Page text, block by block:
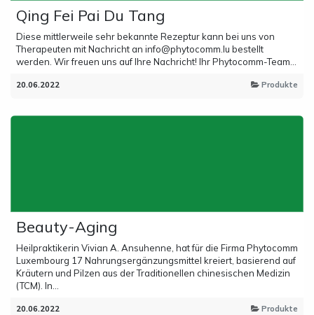
Qing Fei Pai Du Tang
Diese mittlerweile sehr bekannte Rezeptur kann bei uns von
Therapeuten mit Nachricht an info@phytocomm.lu bestellt
werden. Wir freuen uns auf Ihre Nachricht! Ihr Phytocomm-Team...
20.06.2022 Produkte
Beauty-Aging
Heilpraktikerin Vivian A. Ansuhenne, hat für die Firma Phytocomm
Luxembourg 17 Nahrungsergänzungsmittel kreiert, basierend auf
Kräutern und Pilzen aus der Traditionellen chinesischen Medizin
(TCM). In...
20.06.2022 Produkte